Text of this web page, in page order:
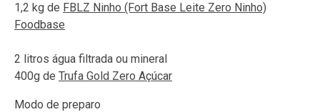
1,2 kg de FBLZ Ninho (Fort Base Leite Zero Ninho)
Foodbase
2 litros água filtrada ou mineral
400g de Trufa Gold Zero Açúcar
Modo de preparo